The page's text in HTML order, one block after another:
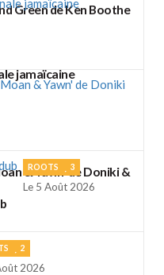
Green de Ken Boothe
jamaïcaine
& Yawn' de Doniki &
ROOTS 3
Le 5 Août 2026
2
2026